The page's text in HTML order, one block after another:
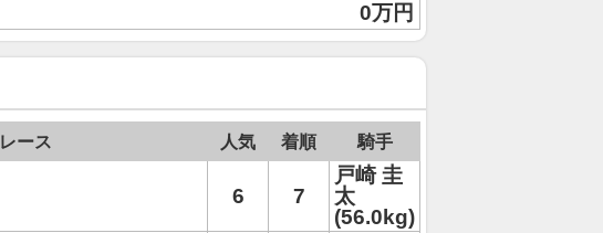
0万円
レース 人気 着順 騎手
6 7
戸崎 圭
太
(56.0kg)